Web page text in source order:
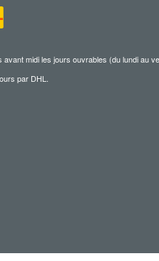
midi les jours ouvrables (du lundi
par DHL.